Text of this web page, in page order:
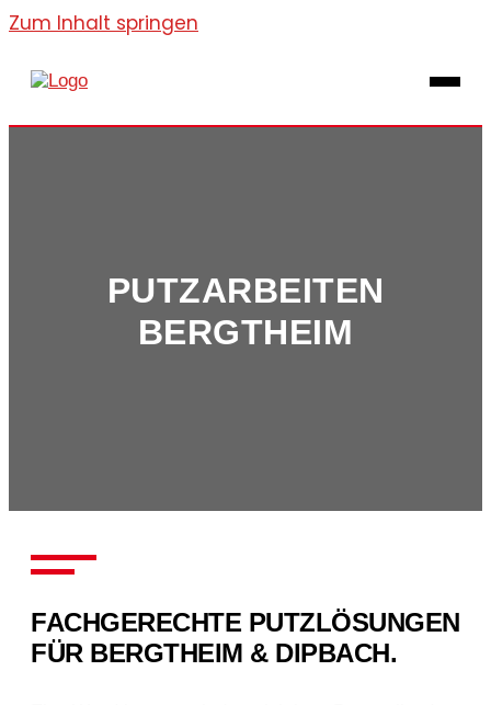
Zum Inhalt springen
PUTZARBEITEN
BERGTHEIM
FACHGERECHTE PUTZLÖSUNGEN
FÜR BERGTHEIM & DIPBACH.